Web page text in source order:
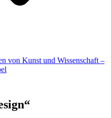
von Kunst und Wissenschaft –